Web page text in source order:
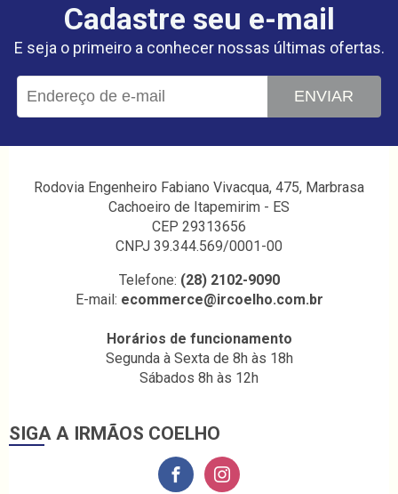
Cadastre seu e-mail
E seja o primeiro a conhecer nossas últimas ofertas.
ENVIAR
Rodovia Engenheiro Fabiano Vivacqua, 475, Marbrasa
Cachoeiro de Itapemirim - ES
CEP 29313656
CNPJ 39.344.569/0001-00
Telefone: (28) 2102-9090
E-mail: ecommerce@ircoelho.com.br
Horários de funcionamento
Segunda à Sexta de 8h às 18h
Sábados 8h às 12h
SIGA A IRMÃOS COELHO